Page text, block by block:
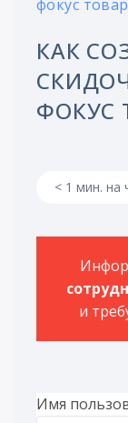
фокус
КАК
ФОКУС
< 1 мин. на
и
Имя